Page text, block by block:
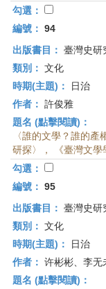
勾選：
編號： 94
出版書目： 臺灣史研
類別： 文化
時期(主題)：
日治
作者： 許俊雅
題名 (點擊閱讀)：
〈誰的文學？誰的
研探〉， 《臺灣文學
勾選：
編號： 95
出版書目： 臺灣史研
類別： 文化
時期(主題)：
日治
作者： 许彬彬、李无
題名 (點擊閱讀)：